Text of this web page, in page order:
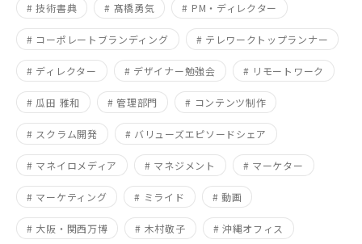
# 技術書典 # 髙橋勇気 # PM・ディレクター
# コーポレートブランディング # テレワークトップランナー
# ディレクター # デザイナー勉強会 # リモートワーク
# 瓜田 雅和 # 管理部門 # コンテンツ制作
# スクラム開発 # バリューズエピソードシェア
# マネイロメディア # マネジメント # マーケター
# マーケティング # ミライド # 動画
# 大阪・関西万博 # 木村敬子 # 沖縄オフィス